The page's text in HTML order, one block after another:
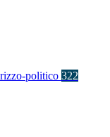
politico 322